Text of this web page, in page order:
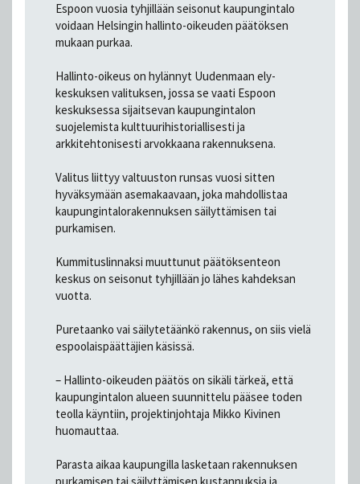
Espoon vuosia tyhjillään seisonut kaupungintalo
voidaan Helsingin hallinto-oikeuden päätöksen
mukaan purkaa.
Hallinto-oikeus on hylännyt Uudenmaan ely-
keskuksen valituksen, jossa se vaati Espoon
keskuksessa sijaitsevan kaupungintalon
suojelemista kulttuurihistoriallisesti ja
arkkitehtonisesti arvokkaana rakennuksena.
Valitus liittyy valtuuston runsas vuosi sitten
hyväksymään asemakaavaan, joka mahdollistaa
kaupungintalorakennuksen säilyttämisen tai
purkamisen.
Kummituslinnaksi muuttunut päätöksenteon
keskus on seisonut tyhjillään jo lähes kahdeksan
vuotta.
Puretaanko vai säilytetäänkö rakennus, on siis vielä
espoolaispäättäjien käsissä.
– Hallinto-oikeuden päätös on sikäli tärkeä, että
kaupungintalon alueen suunnittelu pääsee toden
teolla käyntiin, projektinjohtaja Mikko Kivinen
huomauttaa.
Parasta aikaa kaupungilla lasketaan rakennuksen
purkamisen tai säilyttämisen kustannuksia ja